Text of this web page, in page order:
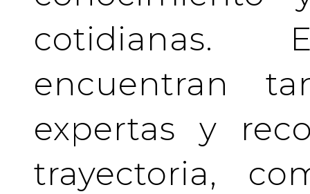
encuentran
expertas y
trayectoria,